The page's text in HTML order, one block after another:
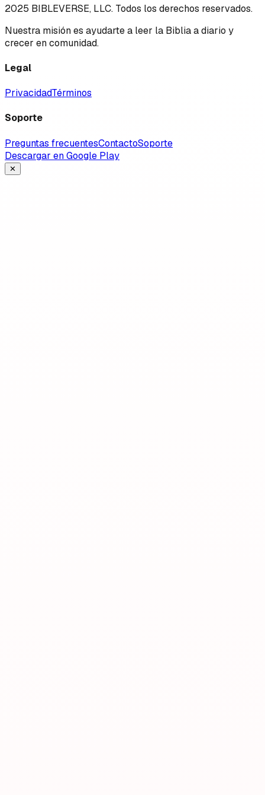
2025 BIBLEVERSE, LLC. Todos los derechos reservados.
Nuestra misión es ayudarte a leer la Biblia a diario y
crecer en comunidad.
Legal
PrivacidadTérminos
Soporte
Preguntas frecuentesContactoSoporte
Descargar en Google Play
✕